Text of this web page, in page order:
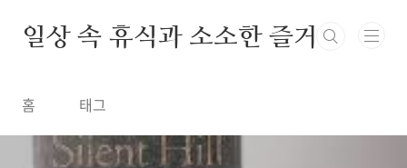
일상 속 휴식과 소소한 즐거움
홈 태그